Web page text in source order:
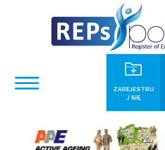
ZAREJESTRU
J SIĘ